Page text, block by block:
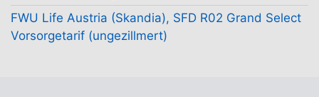
FWU Life Austria (Skandia), SFD R02 Grand Select
Vorsorgetarif (ungezillmert)